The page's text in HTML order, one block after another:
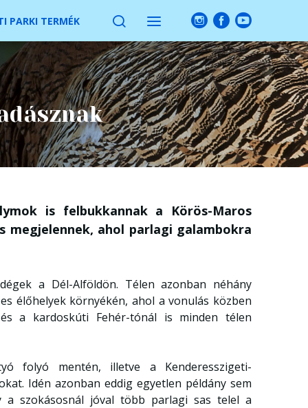
PARKI TERMÉK
is felbukkannak a Körös-Maros
megjelennek, ahol parlagi galambokra
a Dél-Alföldön. Télen azonban néhány
élőhelyek környékén, ahol a vonulás közben
a kardoskúti Fehér-tónál is minden télen
folyó mentén, illetve a Kenderesszigeti-
Idén azonban eddig egyetlen példány sem
a szokásosnál jóval több parlagi sas telel a